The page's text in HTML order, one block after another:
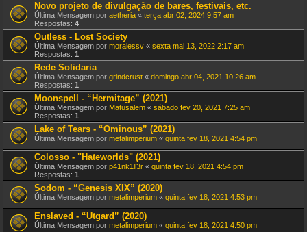
Novo projeto de divulgação de bares, festivais, etc.
Última Mensagem por aetheria « terça abr 02, 2024 9:57 am
Respostas: 4
Outless - Lost Society
Última Mensagem por moralessv « sexta mai 13, 2022 2:17 am
Respostas: 1
Rede Solidaria
Última Mensagem por grindcrust « domingo abr 04, 2021 10:26 am
Respostas: 1
Moonspell - “Hermitage” (2021)
Última Mensagem por Matusalem « sábado fev 20, 2021 7:25 am
Respostas: 1
Lake of Tears - “Ominous” (2021)
Última Mensagem por metalimperium « quinta fev 18, 2021 4:54 pm
Colosso - "Hateworlds" (2021)
Última Mensagem por p41nk1ll3r « quinta fev 18, 2021 4:54 pm
Respostas: 1
Sodom - “Genesis XIX” (2020)
Última Mensagem por metalimperium « quinta fev 18, 2021 4:53 pm
Enslaved - “Utgard” (2020)
Última Mensagem por metalimperium « quinta fev 18, 2021 4:50 pm